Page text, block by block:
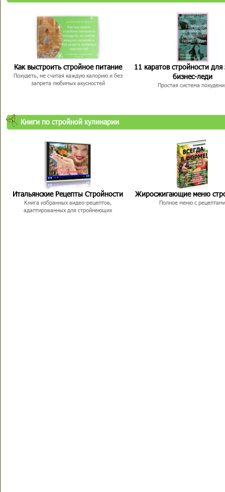
Как выстроить стройное питание
Похудеть, не считая каждую калорию и без
запрета любимых вкусностей
11 каратов стройности для
бизнес-леди
Простая система
Книги по стройной кулинарии
Итальянские Рецепты Стройности
Книга избранных видео-рецептов,
адаптированных для стройнеющих
Жиросжигающие меню
Полное меню с рецептами